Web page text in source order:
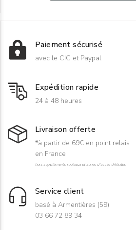
Paiement sécurisé
avec le CIC et Paypal
Expédition rapide
24 à 48 heures
Livraison offerte
*à partir de 69€ en point relais
en France
hors suppléments rouleaux et zones d'accès difficiles
Service client
basé à Armentières (59)
03 66 72 89 34